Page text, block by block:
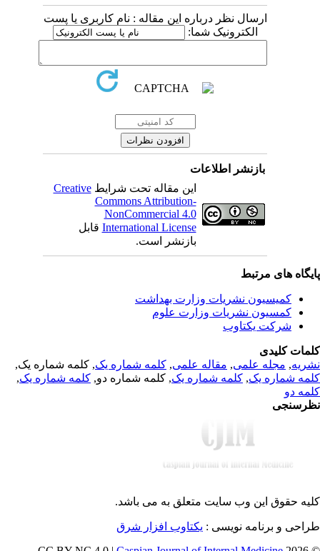
ارسال نظر درباره این مقاله : نام کاربری یا پست
الکترونیک شما:
بازنشر اطلاعات
این مقاله تحت شرایطCreative
Commons Attribution-
NonCommercial 4.0
International Licenseقابل
بازنشر است.
های مرتبط
کمیسیون نشریات وزارت بهداشت
کمسیون نشریات وزارت علوم
شرکت یکتاوب
کلیدی
,مجله علمی, مقاله علمی, کلمه شماره یک, کلمه شماره یک,
شماره یک,کلمه شماره یک, کلمه شماره دو,کلمه شماره یک,
دو
حقوق این وب سایت متعلق بهمی باشد.
و برنامه نویسی : یکتاوب افزار شرق